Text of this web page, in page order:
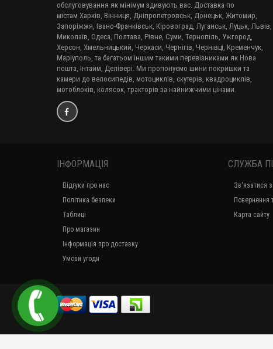
обслуговування як мінімум здивують вас. Доставка по
містам Харків, Вінниця, Дніпропетровськ, Донецьк, Житомир,
Запоріжжя, Івано-Франківськ, Кіровоград, Луганськ, Луцьк, Львів,
Миколаїв, Одеса, Полтава, Рівне, Суми, Тернопіль, Ужгород,
Херсон, Хмельницький, Черкаси, Чернігів, Чернівці, Кременчук,
Маріуполь, та багатьом іншим такими перевізниками як Нова
пошта, Інтайм, Делівері. Ми пропонуємо шини покришки та
камери до велосипедів, мотоциклів, скутерів, квадроциклів,
мотоблоків, колясок, тракторів за найнижчими цінами.
ІНФОРМАЦІЯ
Відгуки про нас
Політика безпеки
Таблиці
Про магазин
Інформація про доставку
Умови угоди
СЛУЖБА
Зв'язатися
Повернення
Карта сайту